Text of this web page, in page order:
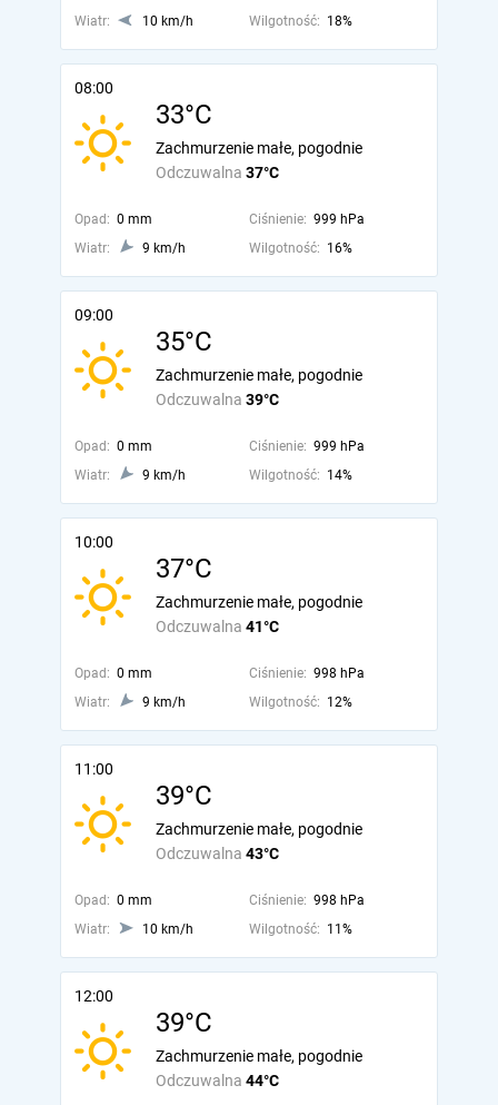
Wiatr: 10 km/h Wilgotność: 18%
08:00
33°C
Odczuwalna 37°C
Zachmurzenie małe, pogodnie
Opad: 0 mm Ciśnienie: 999 hPa
Wiatr:
9 km/h Wilgotność: 16%
09:00
35°C
Odczuwalna 39°C
Zachmurzenie małe, pogodnie
Opad: 0 mm Ciśnienie: 999 hPa
Wiatr:
9 km/h Wilgotność: 14%
10:00
37°C
Odczuwalna 41°C
Zachmurzenie małe, pogodnie
Opad: 0 mm Ciśnienie: 998 hPa
Wiatr:
9 km/h Wilgotność: 12%
11:00
39°C
Odczuwalna 43°C
Zachmurzenie małe, pogodnie
Opad: 0 mm Ciśnienie: 998 hPa
Wiatr:
10 km/h Wilgotność: 11%
12:00
39°C
Odczuwalna 44°C
Zachmurzenie małe, pogodnie